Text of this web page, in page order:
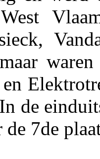
de
7de